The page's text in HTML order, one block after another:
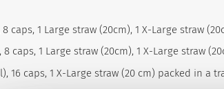
8 caps, 1 Large straw (20cm), 1 X-Large straw
8 caps, 1 Large straw (20cm), 1 X-Large straw
16 caps, 1 X-Large straw (20 cm) packed in a